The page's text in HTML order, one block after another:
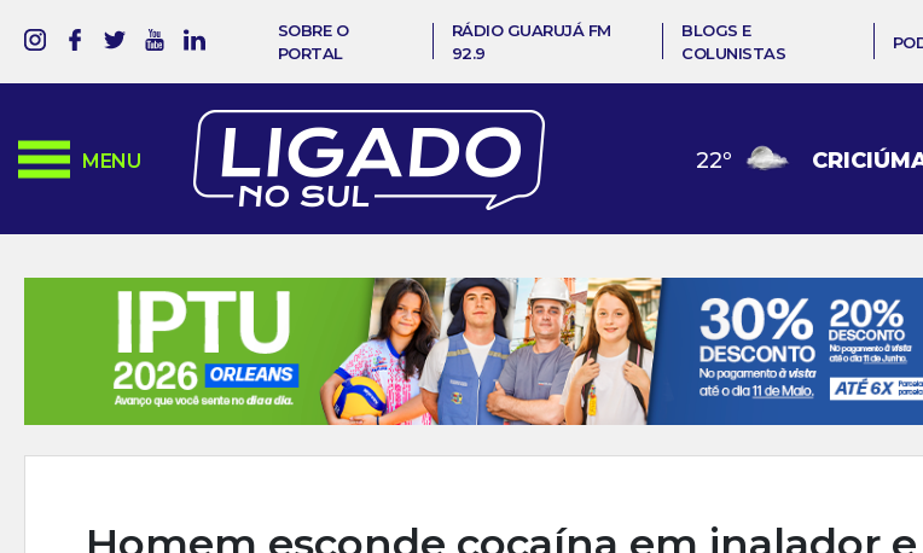
SOBRE O
PORTAL
RÁDIO GUARUJÁ FM
92.9
BLOGS E
COLUNISTAS
MENU 22º
Homem esconde cocaína em inalador e